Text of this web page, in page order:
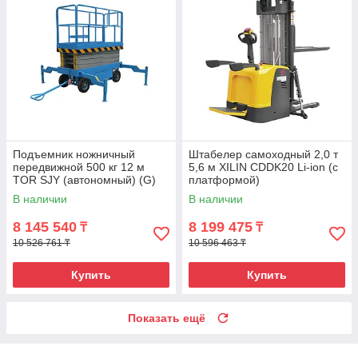
Подъемник ножничный
передвижной 500 кг 12 м
TOR SJY (автономный) (G)
В наличии
8 145 540 ₸
10 526 761 ₸
Купить
Штабелер самоходный 2,0 т
5,6 м XILIN CDDK20 Li-ion (с
платформой)
В наличии
8 199 475 ₸
10 596 463 ₸
Купить
Показать ещё